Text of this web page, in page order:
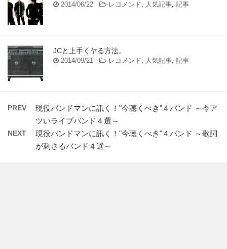
2014/06/22 -レコメンド, 人気記事, 記事
JCと上手くヤる方法。
2014/09/21 -レコメンド, 人気記事, 記事
PREV
現役バンドマンに訊く！"今聴くべき"４バンド ～今ア
ツいライブバンド４選～
NEXT
現役バンドマンに訊く！"今聴くべき"４バンド ～歌詞
が刺さるバンド４選～